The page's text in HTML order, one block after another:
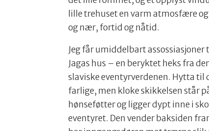
lille trehuset en varm atmosfære
og nær, fortid og nåtid.
Jeg får umiddelbart assossiasjoner
Jagas hus – en beryktet heks fra
slaviske eventyrverdenen. Hytta til
farlige, men kloke skikkelsen står
hønseføtter og ligger dypt inne i
eventyret. Den vender baksiden